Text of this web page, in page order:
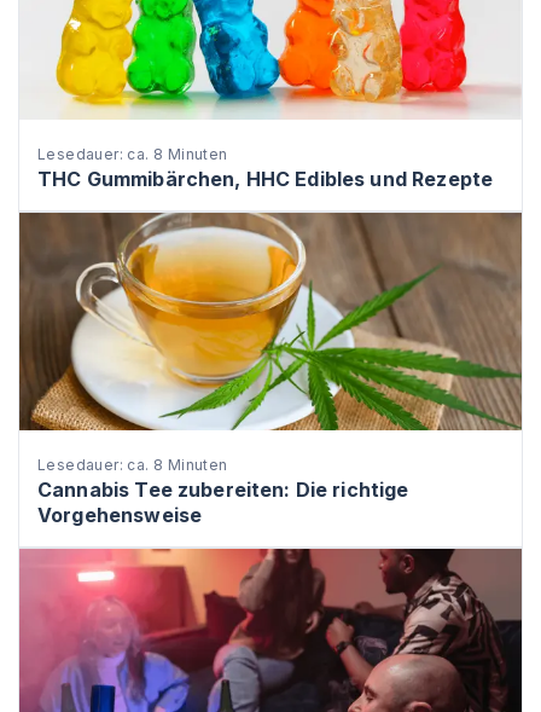
Lesedauer: ca. 8 Minuten
THC Gummibärchen, HHC Edibles und Rezepte
Lesedauer: ca. 8 Minuten
Cannabis Tee zubereiten: Die richtige
Vorgehensweise